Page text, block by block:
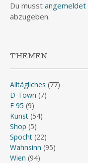
Du musst angemeldet
abzugeben.
THEMEN
Alltägliches (77)
D-Town (7)
F 95 (9)
Kunst (54)
Shop (5)
Spocht (22)
Wahnsinn (95)
Wien (94)